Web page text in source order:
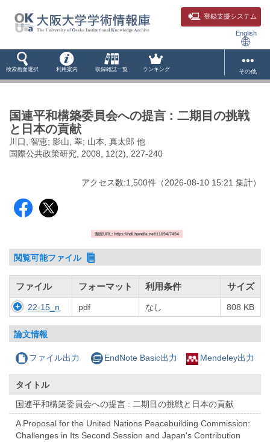
登録支援システム
English
検索画面選択 利用案内 収録雑誌一覧 ランキング その他
国連平和構築委員会への提言 : 二期目の挑戦
と日本の貢献
川口, 智恵; 影山, 翠; 山本, 真太郎 他
国際公共政策研究, 2008, 12(2), 227-240
アクセス数:1,500件 （2026-08-10 15:21 集計）
固定URL: https://hdl.handle.net/11094/7494
閲覧可能ファイル
ファイル フォーマット 利用条件 サイズ
22-15_n pdf なし 808 KB
論文情報
ファイル出力 EndNote Basic出力 Mendeley出力
タイトル
国連平和構築委員会への提言 : 二期目の挑戦と日本の貢献
A Proposal for the United Nations Peacebuilding Commission:
Challenges in Its Second Session and Japan's Contribution